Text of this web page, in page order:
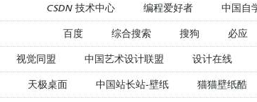
CSDN 技术中心 编程爱好者 中国自
百度 综合搜索 搜狗 必应
视觉同盟 中国艺术设计联盟 设计在线
天极桌面 中国站长站-壁纸 猫猫壁纸酷